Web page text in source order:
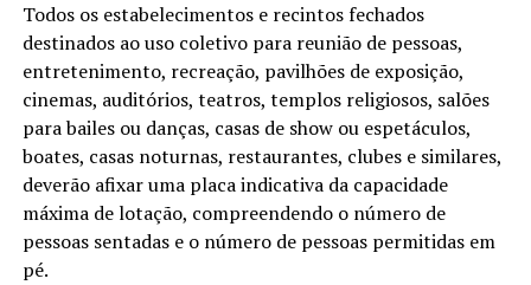
Todos os estabelecimentos e recintos fechados
destinados ao uso coletivo para reunião de pessoas,
entretenimento, recreação, pavilhões de exposição,
cinemas, auditórios, teatros, templos religiosos, salões
para bailes ou danças, casas de show ou espetáculos,
boates, casas noturnas, restaurantes, clubes e similares,
deverão afixar uma placa indicativa da capacidade
máxima de lotação, compreendendo o número de
pessoas sentadas e o número de pessoas permitidas em
pé.